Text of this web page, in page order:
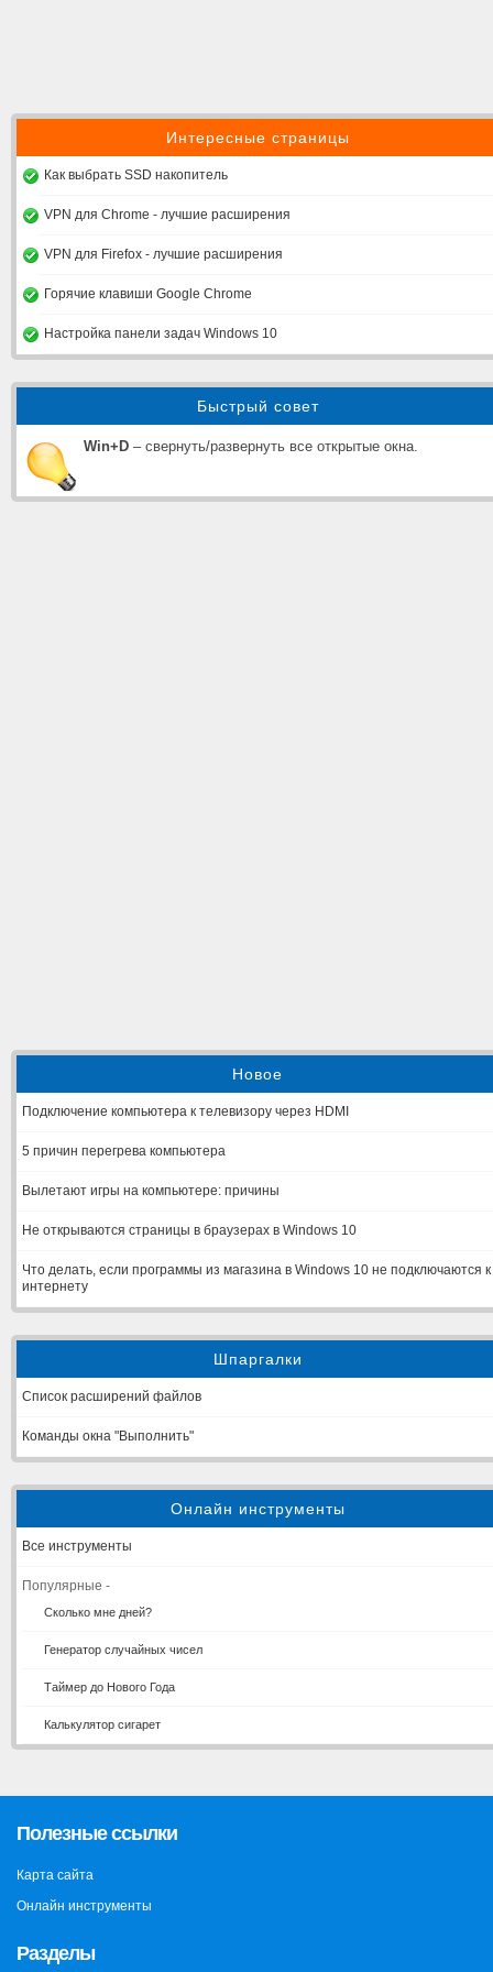
Интересные страницы
Как выбрать SSD накопитель
VPN для Chrome - лучшие расширения
VPN для Firefox - лучшие расширения
Горячие клавиши Google Chrome
Настройка панели задач Windows 10
Быстрый совет
Win+D – свернуть/развернуть все открытые окна.
Новое
Подключение компьютера к телевизору через HDMI
5 причин перегрева компьютера
Вылетают игры на компьютере: причины
Не открываются страницы в браузерах в Windows 10
Что делать, если программы из магазина в Windows 10 не подключаются к
интернету
Шпаргалки
Список расширений файлов
Команды окна "Выполнить"
Онлайн инструменты
Все инструменты
Популярные -
Сколько мне дней?
Генератор случайных чисел
Таймер до Нового Года
Калькулятор сигарет
Полезные ссылки
Карта сайта
Онлайн инструменты
Разделы